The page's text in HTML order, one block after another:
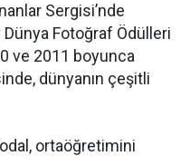
Sergisi’nde
Fotoğraf Ödülleri
ve 2011 boyunca
dünyanın çeşitli
ortaöğretimini